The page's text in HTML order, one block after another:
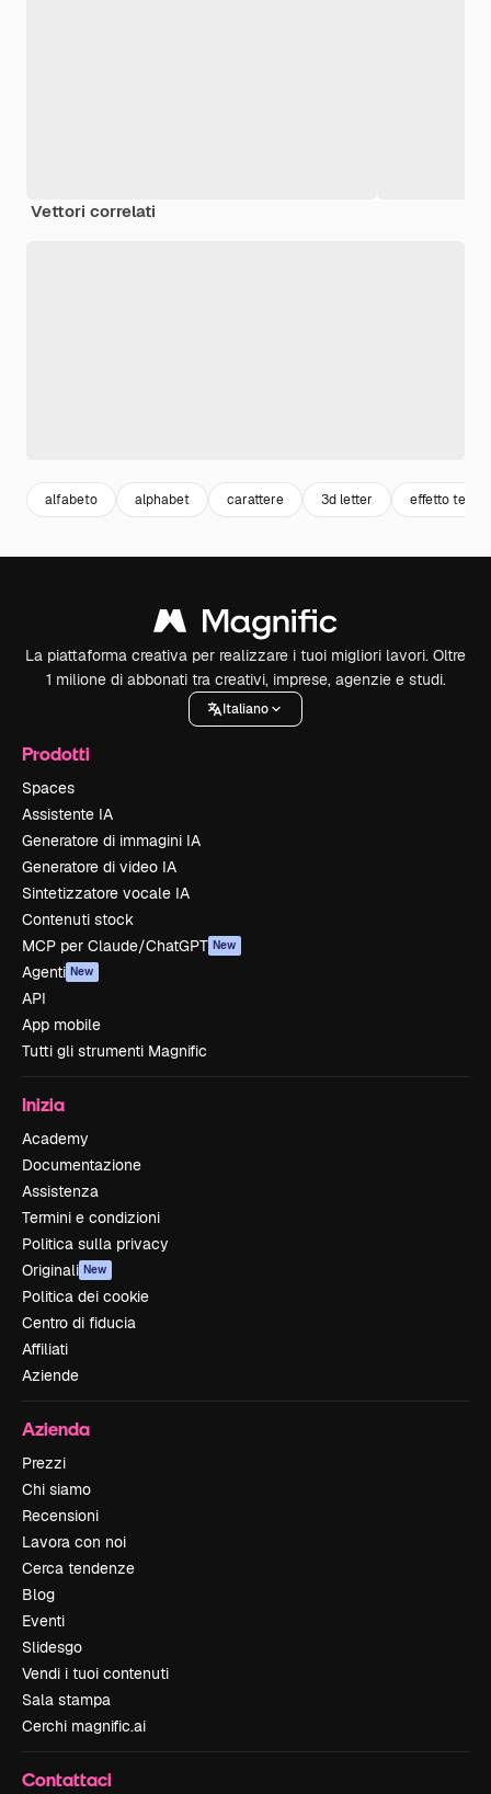
Vettori correlati
alfabeto alphabet carattere 3d letter effetto testo
La piattaforma creativa per realizzare i tuoi migliori lavori. Oltre
1 milione di abbonati tra creativi, imprese, agenzie e studi.
Italiano
Prodotti
Spaces
Assistente IA
Generatore di immagini IA
Generatore di video IA
Sintetizzatore vocale IA
Contenuti stock
MCP per Claude/ChatGPT New
Agenti New
API
App mobile
Tutti gli strumenti Magnific
Inizia
Academy
Documentazione
Assistenza
Termini e condizioni
Politica sulla privacy
Originali New
Politica dei cookie
Centro di fiducia
Affiliati
Aziende
Azienda
Prezzi
Chi siamo
Recensioni
Lavora con noi
Cerca tendenze
Blog
Eventi
Slidesgo
Vendi i tuoi contenuti
Sala stampa
Cerchi magnific.ai
Contattaci